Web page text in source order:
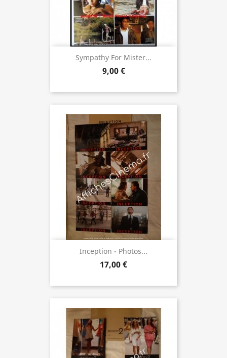
Sympathy For Mister...
9,00 €
Inception - Photos...
17,00 €